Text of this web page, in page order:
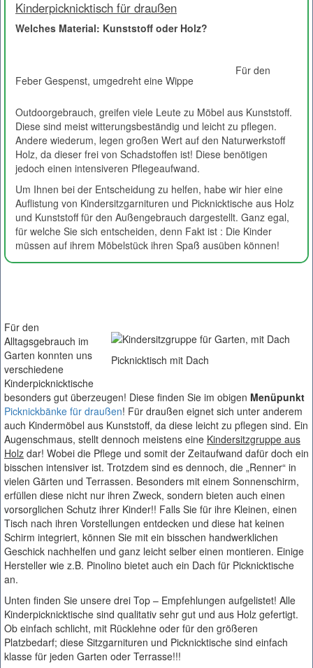
Kinderpicknicktisch für draußen
Welches Material: Kunststoff oder Holz?
Feber Gespenst, umgedreht eine Wippe
Für den
Outdoorgebrauch, greifen viele Leute zu Möbel aus Kunststoff.
Diese sind meist witterungsbeständig und leicht zu pflegen.
Andere wiederum, legen großen Wert auf den Naturwerkstoff
Holz, da dieser frei von Schadstoffen ist! Diese benötigen
jedoch einen intensiveren Pflegeaufwand.
Um Ihnen bei der Entscheidung zu helfen, habe wir hier eine
Auflistung von Kindersitzgarnituren und Picknicktische aus Holz
und Kunststoff für den Außengebrauch dargestellt. Ganz egal,
für welche Sie sich entscheiden, denn Fakt ist : Die Kinder
müssen auf ihrem Möbelstück ihren Spaß ausüben können!
Picknicktisch mit Dach
Für den
Alltagsgebrauch im
Garten konnten uns
verschiedene
Kinderpicknicktische
besonders gut überzeugen! Diese finden Sie im obigen Menüpunkt
Picknickbänke für draußen! Für draußen eignet sich unter anderem
auch Kindermöbel aus Kunststoff, da diese leicht zu pflegen sind. Ein
Augenschmaus, stellt dennoch meistens eine Kindersitzgruppe aus
Holz dar! Wobei die Pflege und somit der Zeitaufwand dafür doch ein
bisschen intensiver ist. Trotzdem sind es dennoch, die „Renner“ in
vielen Gärten und Terrassen. Besonders mit einem Sonnenschirm,
erfüllen diese nicht nur ihren Zweck, sondern bieten auch einen
vorsorglichen Schutz ihrer Kinder!! Falls Sie für ihre Kleinen, einen
Tisch nach ihren Vorstellungen entdecken und diese hat keinen
Schirm integriert, können Sie mit ein bisschen handwerklichen
Geschick nachhelfen und ganz leicht selber einen montieren. Einige
Hersteller wie z.B. Pinolino bietet auch ein Dach für Picknicktische
an.
Unten finden Sie unsere drei Top – Empfehlungen aufgelistet! Alle
Kinderpicknicktische sind qualitativ sehr gut und aus Holz gefertigt.
Ob einfach schlicht, mit Rücklehne oder für den größeren
Platzbedarf; diese Sitzgarnituren und Picknicktische sind einfach
klasse für jeden Garten oder Terrasse!!!